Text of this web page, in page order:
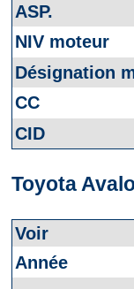
Toyota